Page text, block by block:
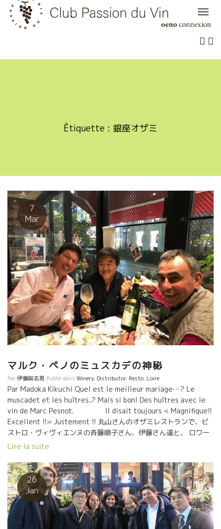
Skip
content
Étiquette : 銀座オザミ
7
Mar
マルク・ペノのミュスカデの神秘
Par伊藤與志男 Publié dans Winery, Distributor, Resto, Loire
Par Madoka Kikuchi Quel est le meilleur mariage…? Le
muscadet et les huîtres..? Mais si bon! Des huîtres avec le
vin de Marc Pesnot. Il disait toujours « Magnifique!!
Excellent !!» Justement !! 丸山さんのオザミレストランで、ビ
ストロ・ヴィヴィエンヌの斉藤順子さん、伊藤さん達と、 ロワー
ルのマルク・ペノを囲んで、ミュスカデで生ガキを食べました。
いマリアージュだ！」と、言い続けるマルク。 ほんとに、彼のミ
ュスカデは本人と同じように自然で底力があり、 生ガキのヨウ素
iodéを自然に流してくれる。 なんて幸せな時を与えてくれるワイ
ンなんだろう。みんなを幸せにしてくれるんだろう。 ありが
とう マルク・ペノ、 皆さん。 しかし、オザミレストラン
のウィンドウに見るヴァンショーのポスターが、どうしてもカッ
Lire la suite
26
Jan